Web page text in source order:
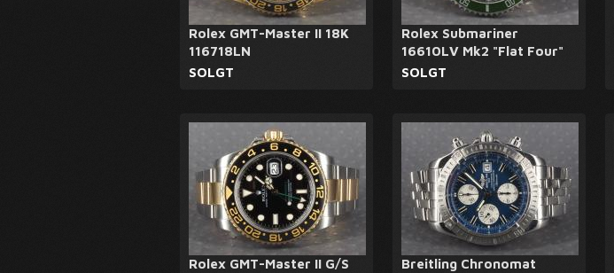
Rolex GMT-Master II 18K
116718LN
SOLGT
Rolex Submariner
16610LV Mk2 "Flat Four"
SOLGT
Rolex GMT-Master II G/S
Breitling Chronomat